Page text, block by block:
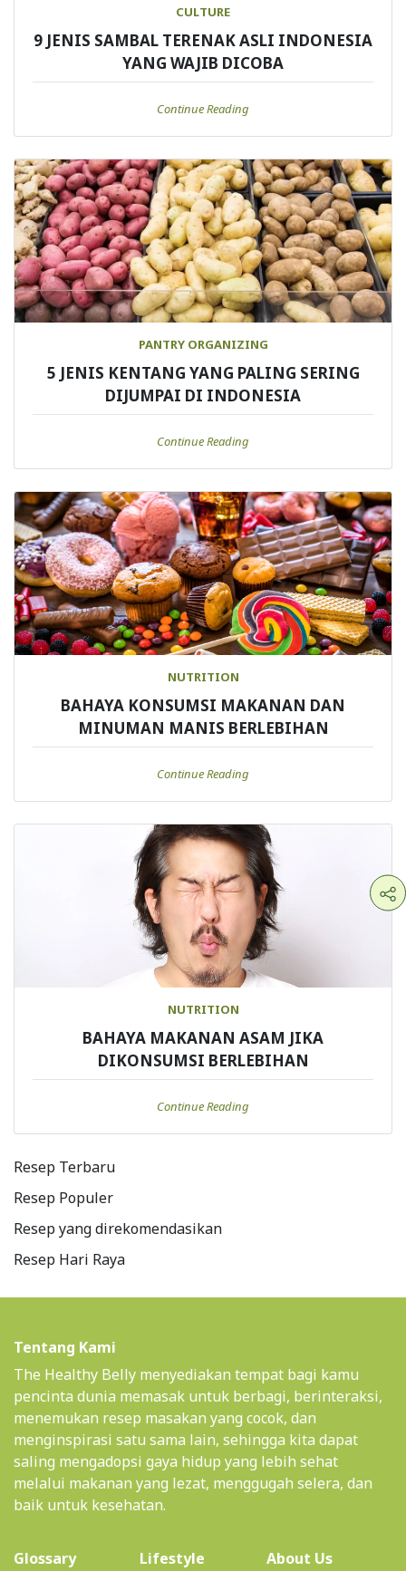
CULTURE
9 JENIS SAMBAL TERENAK ASLI INDONESIA
YANG WAJIB DICOBA
Continue Reading
PANTRY ORGANIZING
5 JENIS KENTANG YANG PALING SERING
DIJUMPAI DI INDONESIA
Continue Reading
NUTRITION
BAHAYA KONSUMSI MAKANAN DAN
MINUMAN MANIS BERLEBIHAN
Continue Reading
NUTRITION
BAHAYA MAKANAN ASAM JIKA
DIKONSUMSI BERLEBIHAN
Continue Reading
Resep Terbaru
Resep Populer
Resep yang direkomendasikan
Resep Hari Raya
Tentang Kami
The Healthy Belly menyediakan tempat bagi kamu
pencinta dunia memasak untuk berbagi, berinteraksi,
menemukan resep masakan yang cocok, dan
menginspirasi satu sama lain, sehingga kita dapat
saling mengadopsi gaya hidup yang lebih sehat
melalui makanan yang lezat, menggugah selera, dan
baik untuk kesehatan.
Glossary Lifestyle About Us(current)